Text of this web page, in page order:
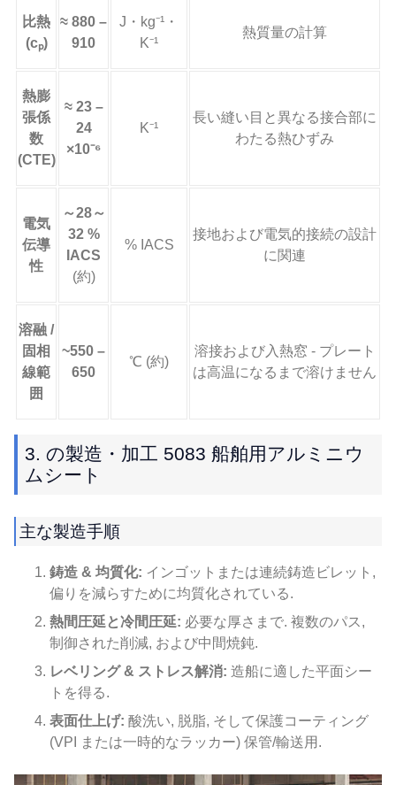
比熱
(cₚ)
≈ 880 –
910
J・kg⁻¹・
K⁻¹
熱質量の計算
熱膨
張係
数
(CTE)
≈ 23 –
24
×10⁻⁶
K⁻¹
長い縫い目と異なる接合部に
わたる熱ひずみ
電気
伝導
性
～28～
32 %
IACS
(約)
% IACS
接地および電気的接続の設計
に関連
溶融 /
固相
線範
囲
~550 –
650
℃ (約)
溶接および入熱窓 - プレート
は高温になるまで溶けません
3. の製造・加工 5083 船舶用アルミニウ
ムシート
主な製造手順
鋳造 & 均質化: インゴットまたは連続鋳造ビレット,
偏りを減らすために均質化されている.
熱間圧延と冷間圧延: 必要な厚さまで. 複数のパス,
制御された削減, および中間焼鈍.
レベリング & ストレス解消: 造船に適した平面シー
トを得る.
表面仕上げ: 酸洗い, 脱脂, そして保護コーティング
(VPI または一時的なラッカー) 保管/輸送用.